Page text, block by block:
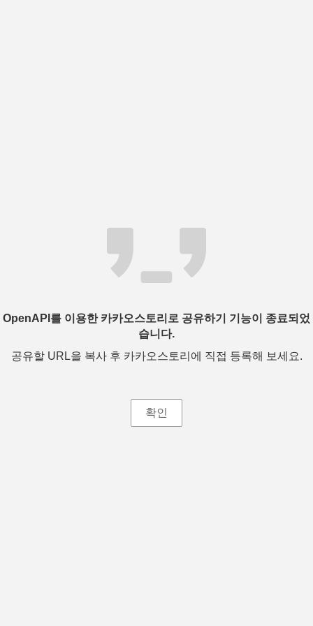
OpenAPI를 이용한 카카오스토리로 공유하기 기능이 종료되었
습니다.
공유할 URL을 복사 후 카카오스토리에 직접 등록해 보세요.
확인